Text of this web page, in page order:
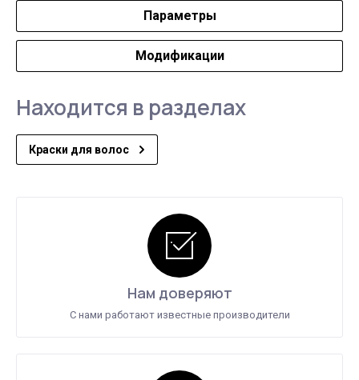
Параметры
Модификации
Находится в разделах
Краски для волос
Нам доверяют
С нами работают известные производители